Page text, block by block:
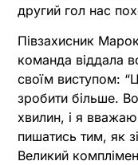
другий гол нас
Півзахисник
команда віддала
своїм виступом:
зробити більше.
хвилин, і я
пишатись тим, як
Великий